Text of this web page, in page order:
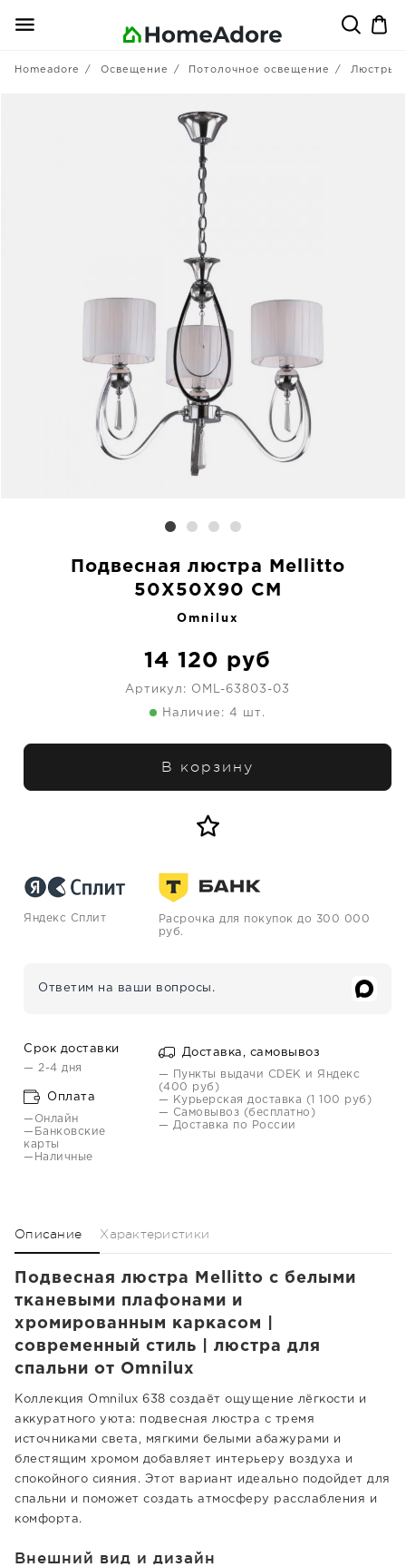
Homeadore Освещение Потолочное освещение Люстры
Подвесная люстра Mellitto
50X50X90 CM
Omnilux
14 120 руб
Артикул: OML-63803-03
Наличие: 4 шт.
В корзину
Яндекс Сплит
Расрочка для покупок до 300 000
руб.
Ответим на ваши вопросы.
Срок доставки
— 2-4 дня
Оплата
—Онлайн
—Банковские
карты
—Наличные
Доставка, самовывоз
— Пункты выдачи CDEK и Яндекс
(400 руб)
— Курьерская доставка (1 100 руб)
— Самовывоз (бесплатно)
— Доставка по России
Описание Характеристики
Подвесная люстра Mellitto с белыми
тканевыми плафонами и
хромированным каркасом |
современный стиль | люстра для
спальни от Omnilux
Коллекция Omnilux 638 создаёт ощущение лёгкости и
аккуратного уюта: подвесная люстра с тремя
источниками света, мягкими белыми абажурами и
блестящим хромом добавляет интерьеру воздуха и
спокойного сияния. Этот вариант идеально подойдет для
спальни и поможет создать атмосферу расслабления и
комфорта.
Внешний вид и дизайн